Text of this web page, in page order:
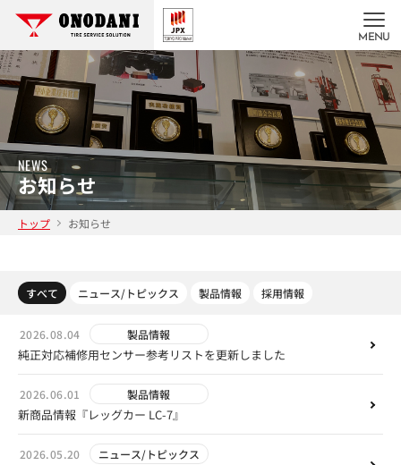
MENU
NEWS
お知らせ
トップ お知らせ
すべて ニュース/トピックス 製品情報 採用情報
2026.08.04 製品情報
純正対応補修用センサー参考リストを更新しました
2026.06.01 製品情報
新商品情報『レッグカー LC-7』
2026.05.20 ニュース/トピックス